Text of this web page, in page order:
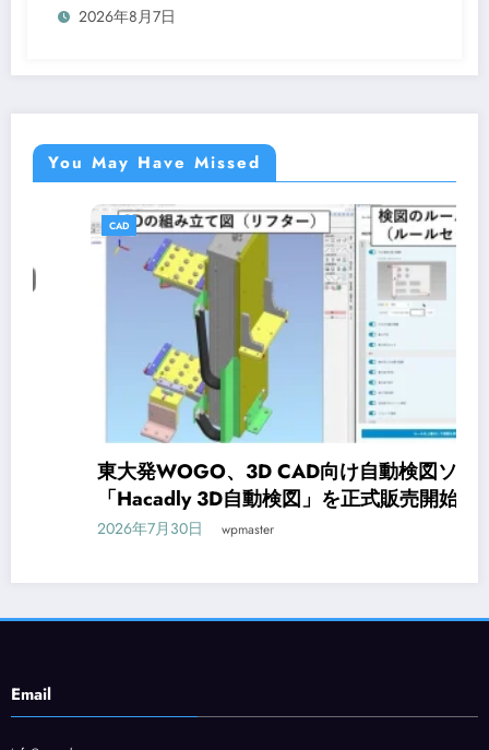
2026年8月7日
You May Have Missed
東大発WOGO、3D CAD向け自動検図ソフト
「Hacadly 3D自動検図」を正式販売開始
2026年7月30日 wpmaster
Email